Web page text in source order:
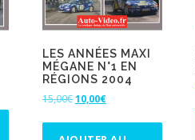
LES ANNÉES MAXI
MÉGANE N°1 EN
RÉGIONS 2004
15,00€L
10,00€L